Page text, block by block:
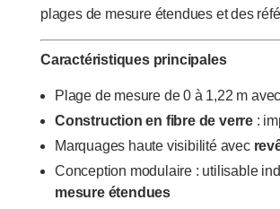
plages de mesure étendues et des
Caractéristiques principales
Plage de mesure de 0 à 1,22 m avec
Construction en fibre de verre :
Marquages haute visibilitéavec rev
Conception modulaire : utilisable
mesure étendues